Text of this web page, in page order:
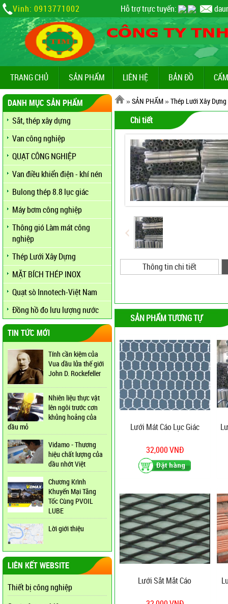
Vinh: 0913771002 Hỗ trợ trực tuyến:
TRANG CHỦ SẢN PHẨM LIÊN HỆ BẢN ĐỒ
DANH MỤC SẢN PHẨM
Sắt, thép xây dựng
Van công nghiệp
QUẠT CÔNG NGHIỆP
Van điều khiển điện - khí nén
Bulong thép 8.8 lục giác
Máy bơm công nghiệp
Thông gió Làm mát công
nghiệp
Thép Lưới Xây Dựng
MẶT BÍCH THÉP INOX
Quạt sò Innotech-Việt Nam
Đồng hồ đo lưu lượng nước
TIN TỨC MỚI
Tính cần kiệm của
Vua dầu lửa thế giới
John D. Rockefeller
Nhiên liệu thực vật
lên ngôi trước cơn
khủng hoảng của
dầu mỏ
Vidamo - Thương
hiệu chất lượng của
dầu nhớt Việt
Chương Krình
Khuyến Mại Tăng
Tốc Cùng PVOIL
LUBE
Lời giới thiệu
LIÊN KẾT WEBSITE
Thiết bị công nghiệp
»SẢN PHẨM»Thép Lưới Xây Dựng
Chi tiết
Thông tin chi tiết
SẢN PHẨM TƯƠNG TỰ
Lưới Mát Cáo Lục Giác
32,000 VNĐ
Lưới Sắt Mắt Cáo